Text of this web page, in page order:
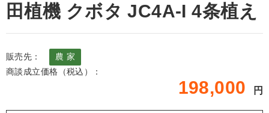
田植機 クボタ JC4A-I 4条植え
販売先：
農 家
商談成立価格（税込）：
198,000 円